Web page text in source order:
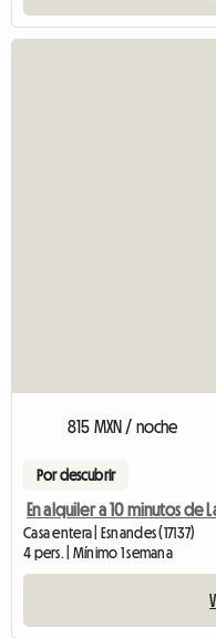
815 MXN / noche
Por descubrir
En alquiler a 10 minutos de
Casa entera | Esnandes (17137)
4 pers. | Mínimo 1 semana